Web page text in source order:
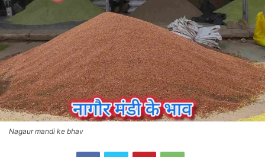
Nagaur mandi ke bhav